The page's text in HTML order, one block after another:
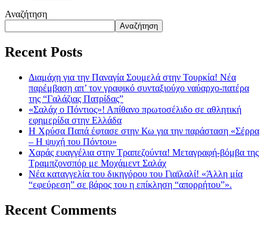
Αναζήτηση
Αναζήτηση
Recent Posts
Διαμάχη για την Παναγία Σουμελά στην Τουρκία! Νέα
παρέμβαση απ’ τον γραφικό συνταξιούχο ναύαρχο-πατέρα
της “Γαλάζιας Πατρίδας”
«Σαλάχ ο Πόντιος»! Απίθανο πρωτοσέλιδο σε αθλητική
εφημερίδα στην Ελλάδα
Η Χρύσα Παπά έφτασε στην Κω για την παράσταση «Σέρρα
– Η ψυχή του Πόντου»
Χαράς ευαγγέλια στην Τραπεζούντα! Μεταγραφή-βόμβα της
Τραμπζονσπόρ με Μοχάμεντ Σαλάχ
Νέα καταγγελία του δικηγόρου του Γιαϊλαλί! «Άλλη μία
“εφεύρεση” σε βάρος του η επίκληση “απορρήτου”».
Recent Comments